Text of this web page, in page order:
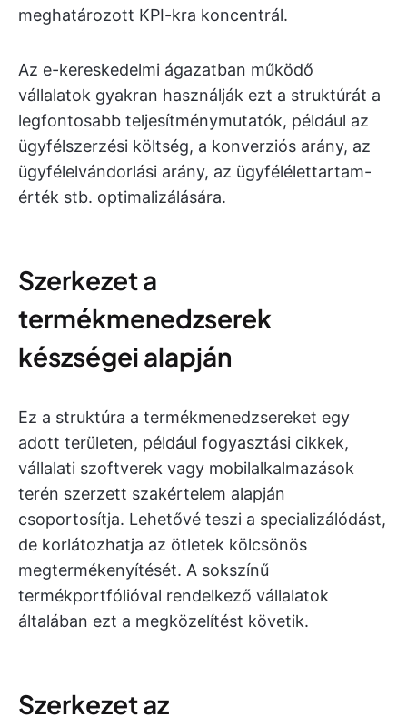
meghatározott KPI-kra koncentrál.
Az e-kereskedelmi ágazatban működő
vállalatok gyakran használják ezt a struktúrát a
legfontosabb teljesítménymutatók, például az
ügyfélszerzési költség, a konverziós arány, az
ügyfélelvándorlási arány, az ügyfélélettartam-
érték stb. optimalizálására.
Szerkezet a
termékmenedzserek
készségei alapján
Ez a struktúra a termékmenedzsereket egy
adott területen, például fogyasztási cikkek,
vállalati szoftverek vagy mobilalkalmazások
terén szerzett szakértelem alapján
csoportosítja. Lehetővé teszi a specializálódást,
de korlátozhatja az ötletek kölcsönös
megtermékenyítését. A sokszínű
termékportfólióval rendelkező vállalatok
általában ezt a megközelítést követik.
Szerkezet az